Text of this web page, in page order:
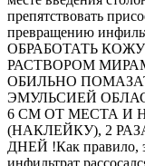
препятствовать
превращению
ОБРАБОТАТЬ
РАСТВОРОМ
ОБИЛЬНО
ЭМУЛЬСИЕЙ
6 СМ ОТ МЕСТА И
(НАКЛЕЙКУ), 2
ДНЕЙ !Как правило,
инфильтрат